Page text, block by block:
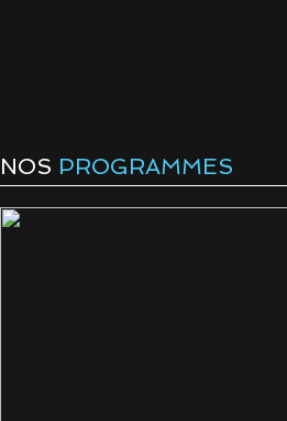
NOS PROGRAMMES